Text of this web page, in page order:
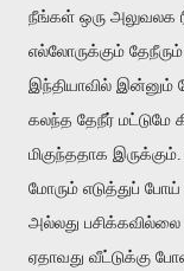
நீங்கள் ஒரு அலுவலக
எல்லோருக்கும்
இந்தியாவில் இன்னும்
கலந்த தேநீர் மட்டுமே
மிகுந்ததாக
மோரும் எடுத்துப் போய்
அல்லது பசிக்கவில்லை
ஏதாவது வீட்டுக்கு